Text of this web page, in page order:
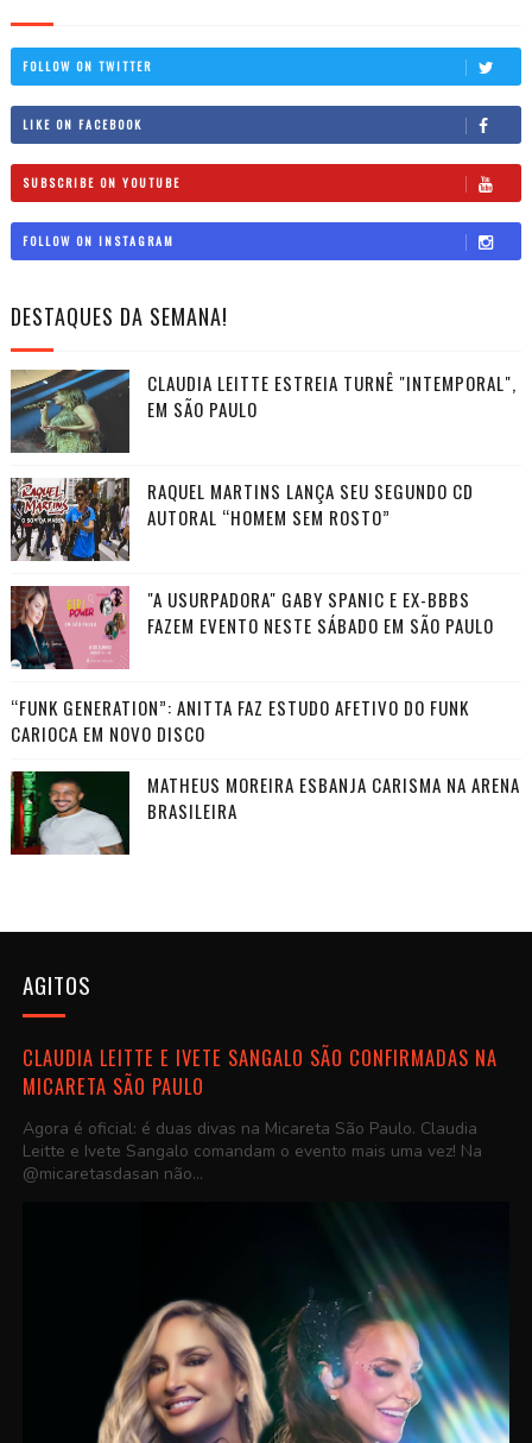
FOLLOW ON TWITTER
LIKE ON FACEBOOK
SUBSCRIBE ON YOUTUBE
FOLLOW ON INSTAGRAM
DESTAQUES DA SEMANA!
CLAUDIA LEITTE ESTREIA TURNÊ "INTEMPORAL",
EM SÃO PAULO
RAQUEL MARTINS LANÇA SEU SEGUNDO CD
AUTORAL “HOMEM SEM ROSTO”
"A USURPADORA" GABY SPANIC E EX-BBBS
FAZEM EVENTO NESTE SÁBADO EM SÃO PAULO
“FUNK GENERATION”: ANITTA FAZ ESTUDO AFETIVO DO FUNK
CARIOCA EM NOVO DISCO
MATHEUS MOREIRA ESBANJA CARISMA NA ARENA
BRASILEIRA
AGITOS
CLAUDIA LEITTE E IVETE SANGALO SÃO CONFIRMADAS NA
MICARETA SÃO PAULO
Agora é oficial: é duas divas na Micareta São Paulo. Claudia
Leitte e Ivete Sangalo comandam o evento mais uma vez! Na
@micaretasdasan não...